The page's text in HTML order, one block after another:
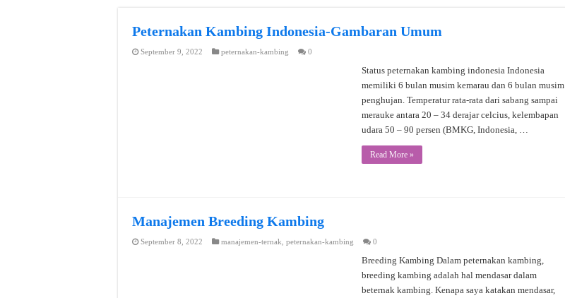
Peternakan Kambing Indonesia-Gambaran Umum
September 9, 2022 peternakan-kambing 0
Status peternakan kambing indonesia Indonesia
memiliki 6 bulan musim kemarau dan 6 bulan musim
penghujan. Temperatur rata-rata dari sabang sampai
merauke antara 20 – 34 derajar celcius, kelembapan
udara 50 – 90 persen (BMKG, Indonesia, …
Read More »
Manajemen Breeding Kambing
September 8, 2022 manajemen-ternak peternakan-kambing 0
Breeding Kambing Dalam peternakan kambing,
breeding kambing adalah hal mendasar dalam
beternak kambing. Kenapa saya katakan mendasar,